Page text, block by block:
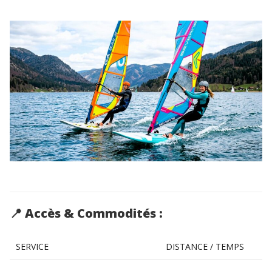
📍 Accès & Commodités :
SERVICE DISTANCE / TEMPS